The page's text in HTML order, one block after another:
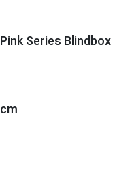
Series Blindbox